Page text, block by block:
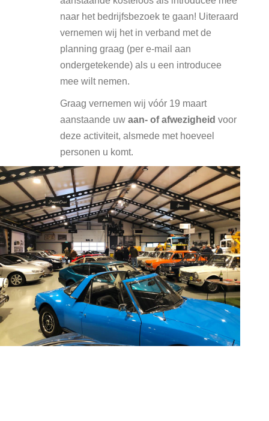
naar het bedrijfsbezoek te gaan! Uiteraard
vernemen wij het in verband met de
planning graag (per e-mail aan
ondergetekende) als u een introducee
mee wilt nemen.
Graag vernemen wij vóór 19 maart
aanstaande uw aan- of afwezigheid voor
deze activiteit, alsmede met hoeveel
personen u komt.